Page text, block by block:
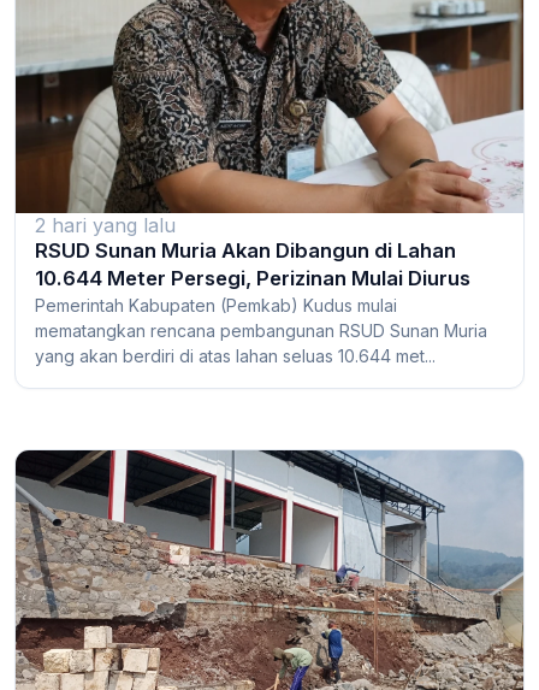
2 hari yang lalu
RSUD Sunan Muria Akan Dibangun di Lahan
10.644 Meter Persegi, Perizinan Mulai Diurus
Pemerintah Kabupaten (Pemkab) Kudus mulai
mematangkan rencana pembangunan RSUD Sunan Muria
yang akan berdiri di atas lahan seluas 10.644 met...